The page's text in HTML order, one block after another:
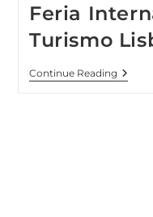
Feria
Turismo
Continue Reading